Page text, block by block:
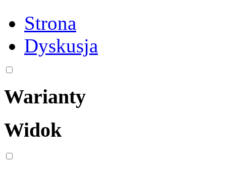
Strona
Dyskusja
Warianty
Widok